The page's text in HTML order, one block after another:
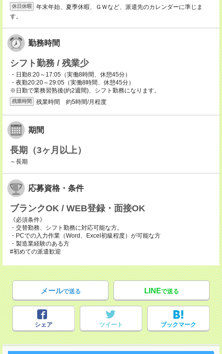
休日休暇
年末年始、夏季休暇、ＧＷなど、派遣先のカレンダーに準じま
す。
勤務時間
シフト勤務 / 残業少
・日勤8:20～17:05（実働8時間、休憩45分）
・夜勤20:20～29:05（実働8時間、休憩45分）
※日勤で業務習熟後(約2週間)、シフト勤務になります。
残業時間 残業時間 約5時間/月程度
期間
長期（3ヶ月以上）
～長期
応募資格・条件
ブランクOK / WEB登録・面接OK
《必須条件》
・交替勤務、シフト勤務に対応可能な方。
・PCでの入力作業（Word、Excel初級程度）が可能な方
・製造業経験のある方
#初めての派遣歓迎
メールで送る LINEで送る
シェア ツイート ブックマーク